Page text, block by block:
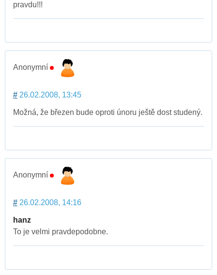
pravdu!!!
Anonymní
# 26.02.2008, 13:45
Možná, že březen bude oproti únoru ještě dost studený.
Anonymní
# 26.02.2008, 14:16
hanz
To je velmi pravdepodobne.